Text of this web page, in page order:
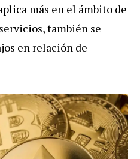
más en el ámbito de
también se
en relación de